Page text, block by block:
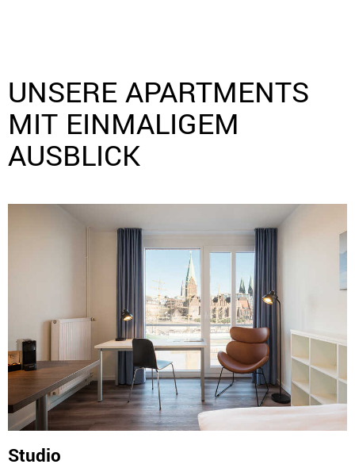
UNSERE APARTMENTS
MIT EINMALIGEM
AUSBLICK
Studio